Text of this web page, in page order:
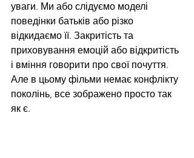
уваги. Ми або слідуємо моделі
поведінки батьків або різко
відкидаємо її. Закритість та
приховування емоцій або відкритість
і вміння говорити про свої почуття.
Але в цьому фільми немає конфлікту
поколінь, все зображено просто так
як є.